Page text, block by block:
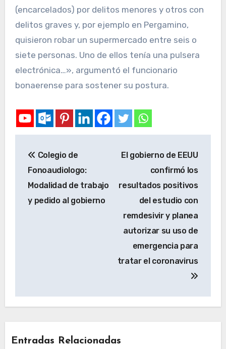
(encarcelados) por delitos menores y otros con
delitos graves y, por ejemplo en Pergamino,
quisieron robar un supermercado entre seis o
siete personas. Uno de ellos tenía una pulsera
electrónica…», argumentó el funcionario
bonaerense para sostener su postura.
Colegio de
Fonoaudiologo:
Modalidad de trabajo
y pedido al gobierno
El gobierno de EEUU
confirmó los
resultados positivos
del estudio con
remdesivir y planea
autorizar su uso de
emergencia para
tratar el coronavirus
Entradas Relacionadas